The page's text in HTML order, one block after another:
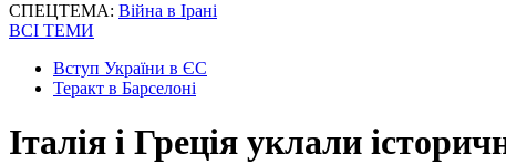
СПЕЦТЕМА: Війна в Ірані
ВСІ ТЕМИ
Вступ України в ЄС
Теракт в Барселоні
Італія і Греція уклали